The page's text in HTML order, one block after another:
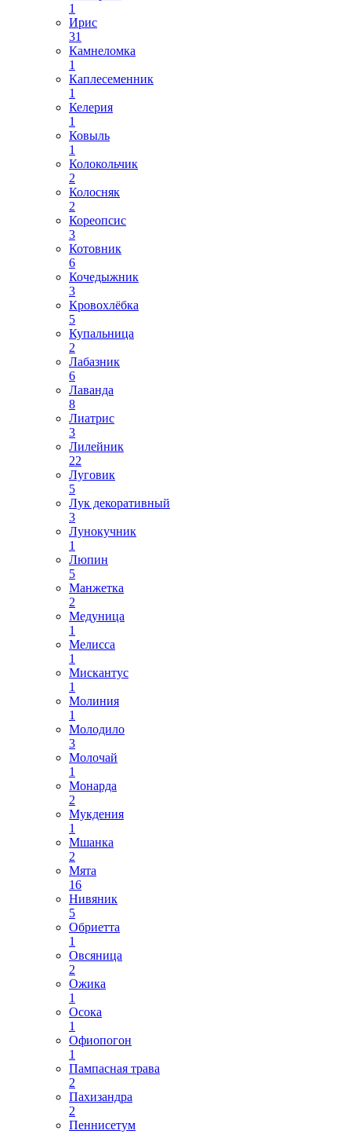
1
Ирис
31
Камнеломка
1
Каплесеменник
1
Келерия
1
Ковыль
1
Колокольчик
2
Колосняк
2
Кореопсис
3
Котовник
6
Кочедыжник
3
Кровохлёбка
5
Купальница
2
Лабазник
6
Лаванда
8
Лиатрис
3
Лилейник
22
Луговик
5
Лук декоративный
3
Лунокучник
1
Люпин
5
Манжетка
2
Медуница
1
Мелисса
1
Мискантус
1
Молиния
1
Молодило
3
Молочай
1
Монарда
2
Мукдения
1
Мшанка
2
Мята
16
Нивяник
5
Обриетта
1
Овсяница
2
Ожика
1
Осока
1
Офиопогон
1
Пампасная трава
2
Пахизандра
2
Пеннисетум